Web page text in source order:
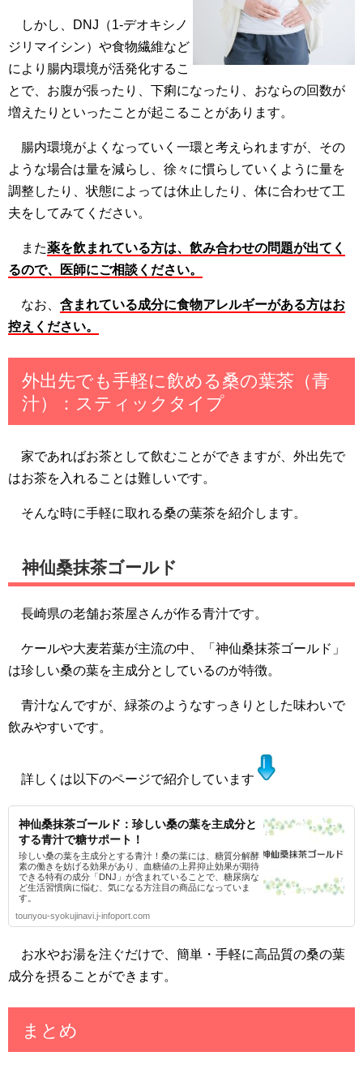
しかし、DNJ（1-デオキシノ
ジリマイシン）や食物繊維など
により腸内環境が活発化するこ
とで、お腹が張ったり、下痢になったり、おならの回数が
増えたりといったことが起こることがあります。
腸内環境がよくなっていく一環と考えられますが、その
ような場合は量を減らし、徐々に慣らしていくように量を
調整したり、状態によっては休止したり、体に合わせて工
夫をしてみてください。
また薬を飲まれている方は、飲み合わせの問題が出てく
るので、医師にご相談ください。
なお、 含まれている成分に食物アレルギーがある方はお
控えください。
外出先でも手軽に飲める桑の葉茶（青
汁）：スティックタイプ
家であればお茶として飲むことができますが、外出先で
はお茶を入れることは難しいです。
そんな時に手軽に取れる桑の葉茶を紹介します。
神仙桑抹茶ゴールド
長崎県の老舗お茶屋さんが作る青汁です。
ケールや大麦若葉が主流の中、「神仙桑抹茶ゴールド」
は珍しい桑の葉を主成分としているのが特徴。
青汁なんですが、緑茶のようなすっきりとした味わいで
飲みやすいです。
詳しくは以下のページで紹介しています
神仙桑抹茶ゴールド：珍しい桑の葉を主成分と
する青汁で糖サポート！
珍しい桑の葉を主成分とする青汁！桑の葉には、糖質分解酵
素の働きを妨げる効果があり、血糖値の上昇抑止効果が期待
できる特有の成分「DNJ」が含まれていることで、糖尿病な
ど生活習慣病に悩む、気になる方注目の商品になっていま
す。
tounyou-syokujinavi.j-infoport.com
お水やお湯を注ぐだけで、簡単・手軽に高品質の桑の葉
成分を摂ることができます。
まとめ